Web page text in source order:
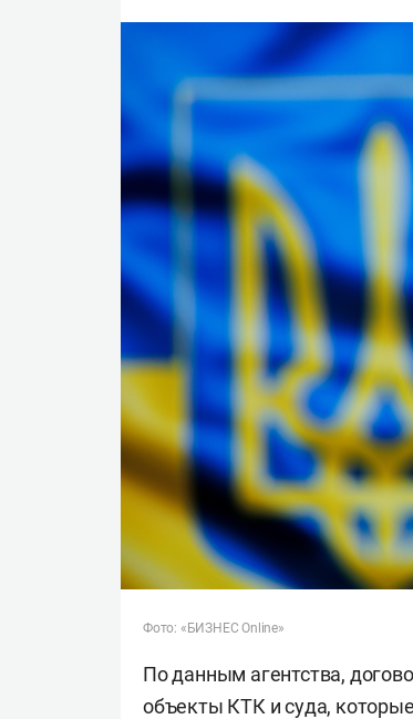
Фото: «БИЗНЕС Online»
По данным агентства,
объекты КТК и суда,